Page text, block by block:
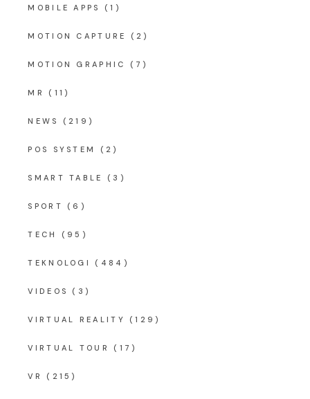
MOBILE APPS (1)
MOTION CAPTURE (2)
MOTION GRAPHIC (7)
MR (11)
NEWS (219)
POS SYSTEM (2)
SMART TABLE (3)
SPORT (6)
TECH (95)
TEKNOLOGI (484)
VIDEOS (3)
VIRTUAL REALITY (129)
VIRTUAL TOUR (17)
VR (215)